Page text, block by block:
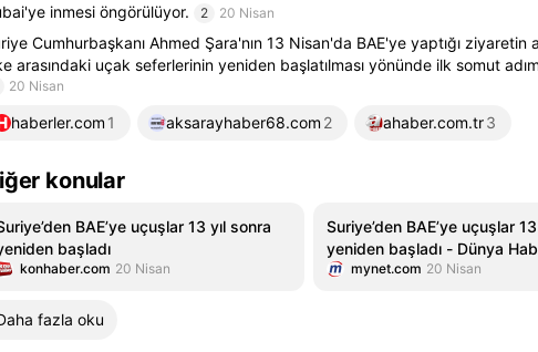
inmesi öngörülüyor.
2 20 Nisan
Cumhurbaşkanı Ahmed Şara'nın 13 Nisan'da BAE'ye yaptığı ziyaretin
arasındaki uçak seferlerinin yeniden başlatılması yönünde ilk somut adım
20 Nisan
haberler.com 1 aksarayhaber68.com 2 ahaber.com.tr3
konular
BAE’ye uçuşlar 13 yıl sonra
başladı
konhaber.com 20 Nisan
Suriye’den BAE’ye uçuşlar
yeniden başladı - Dünya
mynet.com 20 Nisan
fazla oku